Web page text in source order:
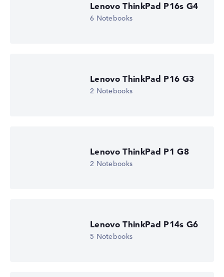
Lenovo ThinkPad P16s G4
6 Notebooks
Lenovo ThinkPad P16 G3
2 Notebooks
Lenovo ThinkPad P1 G8
2 Notebooks
Lenovo ThinkPad P14s G6
5 Notebooks